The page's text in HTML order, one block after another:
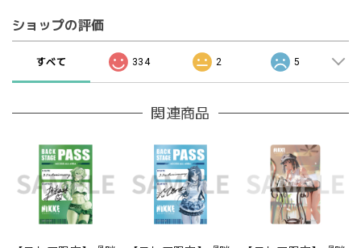
ショップの評価
すべて 334 2 5
関連商品